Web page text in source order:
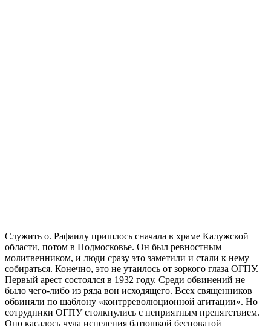
Служить о. Рафаилу пришлось сначала в храме Калужской
области, потом в Подмосковье. Он был ревностным
молитвенником, и люди сразу это заметили и стали к нему
собираться. Конечно, это не утаилось от зоркого глаза ОГПУ.
Первый арест состоялся в 1932 году. Среди обвинений не
было чего-либо из ряда вон исходящего. Всех священников
обвиняли по шаблону «контрреволюционной агитации». Но
сотрудники ОГПУ столкнулись с неприятным препятствием.
Оно касалось чуда исцеления батюшкой бесноватой